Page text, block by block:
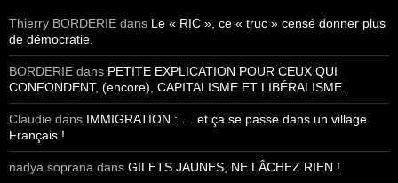
Thierry BORDERIE dans Le « RIC », ce « truc » censé donner plus
de démocratie.
BORDERIE dans PETITE EXPLICATION POUR CEUX QUI
CONFONDENT, (encore), CAPITALISME ET LIBÉRALISME.
Claudie dans IMMIGRATION : … et ça se passe dans un village
Français !
nadya soprana dans GILETS JAUNES, NE LÂCHEZ RIEN !